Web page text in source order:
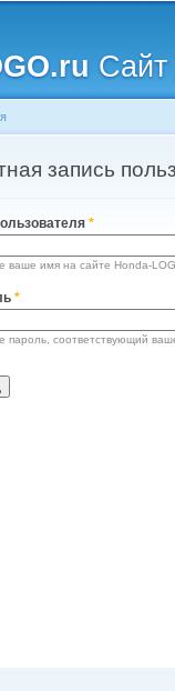
Сайт
запись
вкладки
*
ваше имя на сайте Honda-
*
пароль, соответствующий